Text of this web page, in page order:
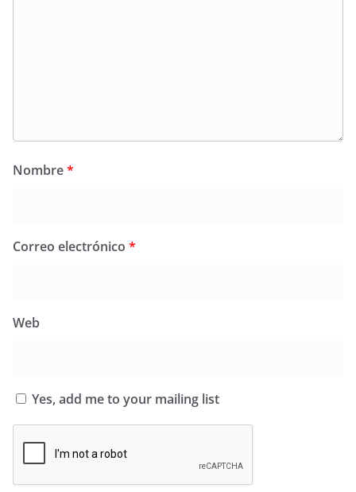
Nombre*
Correo electrónico *
Web
Yes, add me to your mailing list